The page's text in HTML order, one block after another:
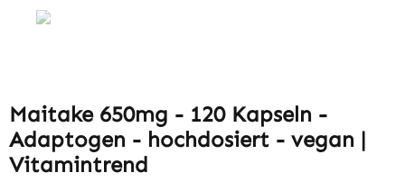
Maitake 650mg - 120 Kapseln -
Adaptogen - hochdosiert - vegan |
Vitamintrend